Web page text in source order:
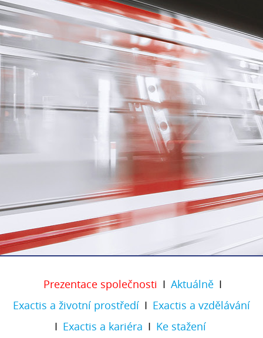
Prezentace společnosti I Aktuálně I
Exactis a životní prostředí I Exactis a vzdělávání
I Exactis a kariéra I Ke stažení